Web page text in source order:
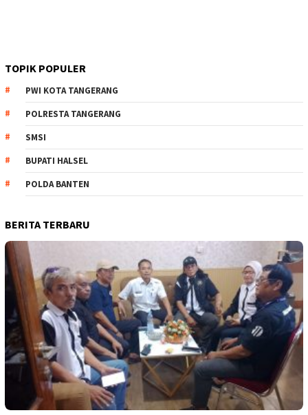
TOPIK POPULER
PWI KOTA TANGERANG
POLRESTA TANGERANG
SMSI
BUPATI HALSEL
POLDA BANTEN
BERITA TERBARU